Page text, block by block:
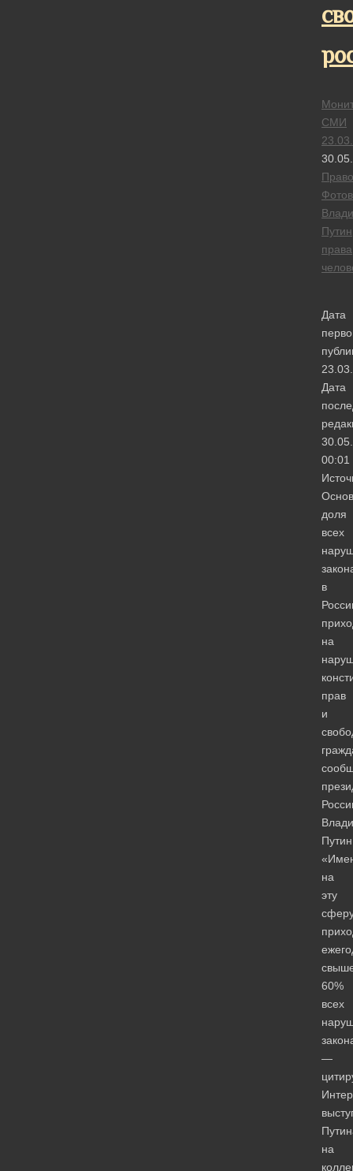
СМИ
Путин
права
Дата
Дата
00:01
доля
всех
в
на
прав
и
на
эту
60%
всех
—
на